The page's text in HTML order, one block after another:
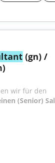
(gn) /
wir für den